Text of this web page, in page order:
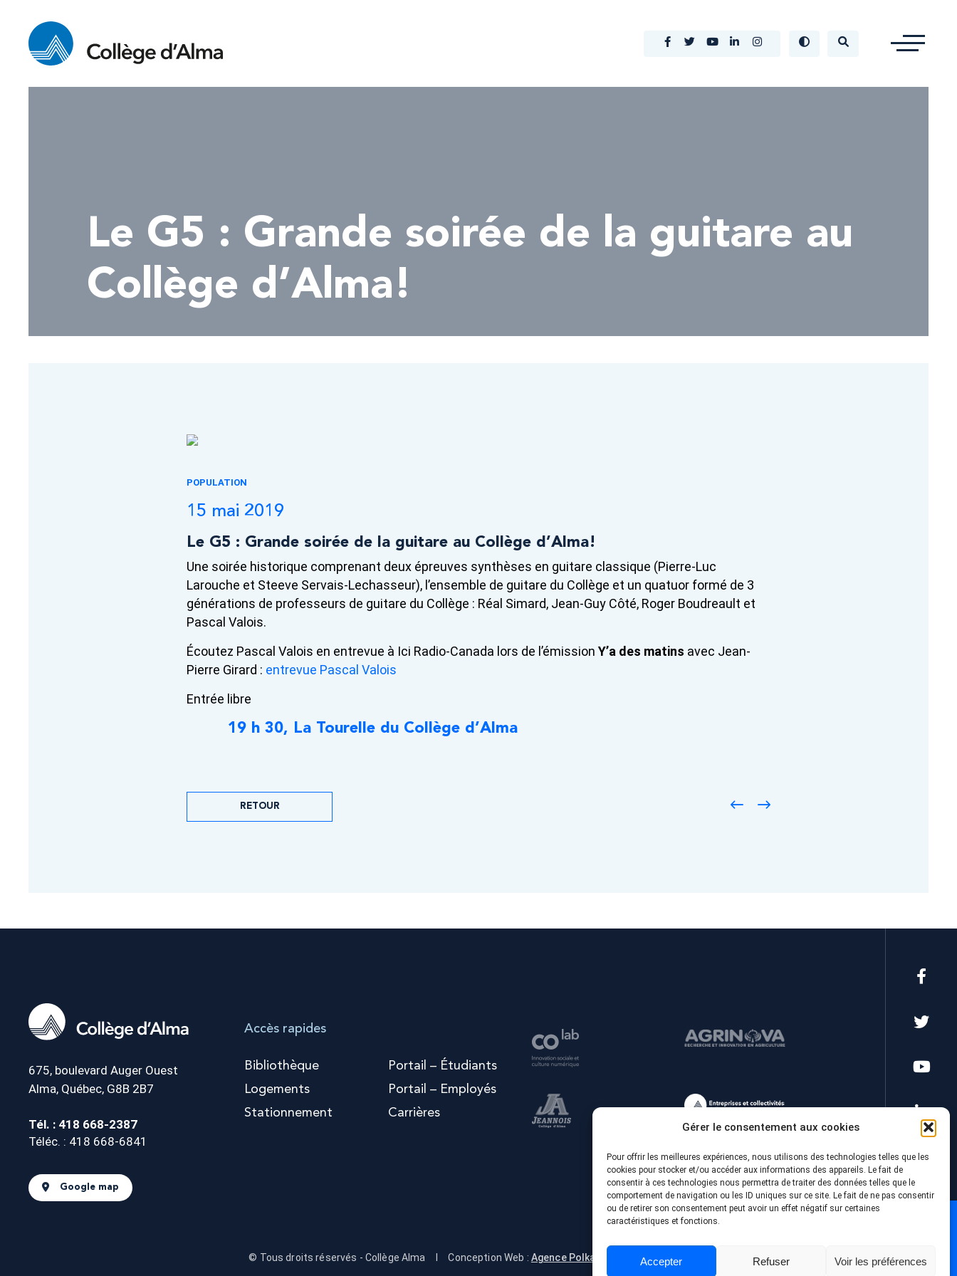
Gérer le consentement aux cookies
Pour offrir les meilleures expériences, nous utilisons des technologies telles que les
cookies pour stocker et/ou accéder aux informations des appareils. Le fait de
consentir à ces technologies nous permettra de traiter des données telles que le
comportement de navigation ou les ID uniques sur ce site. Le fait de ne pas consentir
ou de retirer son consentement peut avoir un effet négatif sur certaines
caractéristiques et fonctions.
Accepter Refuser Voir les préférences
Le G5 : Grande soirée de la guitare au
Collège d’Alma!
POPULATION
15 mai 2019
Le G5 : Grande soirée de la guitare au Collège d’Alma!
Une soirée historique comprenant deux épreuves synthèses en guitare classique (Pierre-Luc
Larouche et Steeve Servais-Lechasseur), l’ensemble de guitare du Collège et un quatuor formé de 3
générations de professeurs de guitare du Collège : Réal Simard, Jean-Guy Côté, Roger Boudreault et
Pascal Valois.
Écoutez Pascal Valois en entrevue à Ici Radio-Canada lors de l’émission Y’a des matins avec Jean-
Pierre Girard : entrevue Pascal Valois
Entrée libre
19 h 30, La Tourelle du Collège d’Alma
RETOUR
675, boulevard Auger Ouest
Alma, Québec, G8B 2B7
Tél. : 418 668-2387
Téléc. : 418 668-6841
Google map
Accès rapides
Bibliothèque
Logements
Stationnement
Portail – Étudiants
Portail – Employés
Carrières
© Tous droits réservés - Collège Alma Conception Web : Agence Polka/Arsenal